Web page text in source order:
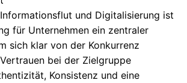
und Digitalisierung ist
für Unternehmen ein zentraler
sich klar von der Konkurrenz
bei der Zielgruppe
Konsistenz und eine